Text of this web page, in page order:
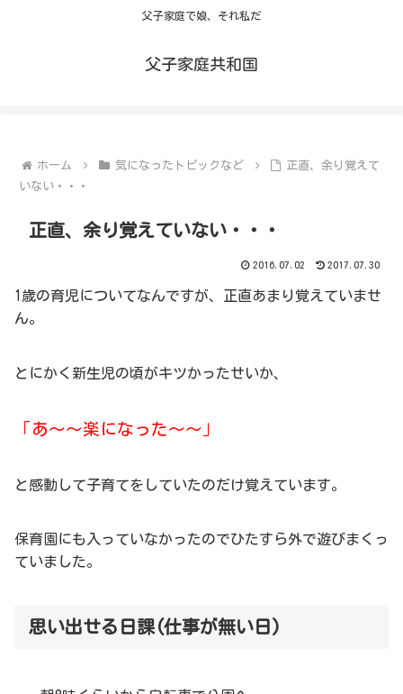
父子家庭で娘、それ私だ
父子家庭共和国
ホーム 気になったトピックなど
正直、余り覚えて
いない・・・
正直、余り覚えていない・・・
2016.07.02 2017.07.30
1歳の育児についてなんですが、正直あまり覚えていませ
ん。
とにかく新生児の頃がキツかったせいか、
「あ～～楽になった～～」
と感動して子育てをしていたのだけ覚えています。
保育園にも入っていなかったのでひたすら外で遊びまくっ
ていました。
思い出せる日課(仕事が無い日)